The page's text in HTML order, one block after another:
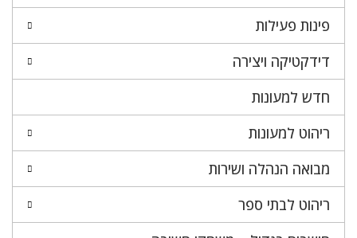
פינות פעילות
דידקטיקה ויצירה
חדש למעונות
ריהוט למעונות
מבואה הנהלה ושירות
ריהוט לבתי ספר